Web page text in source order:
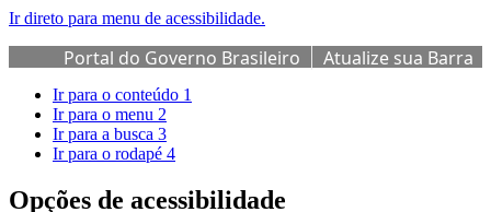
Ir direto para menu de acessibilidade.
Portal do Governo Brasileiro
Atualize sua Barra
de Governo
Ir para o conteúdo 1
Ir para o menu 2
Ir para a busca 3
Ir para o rodapé 4
Opções de acessibilidade